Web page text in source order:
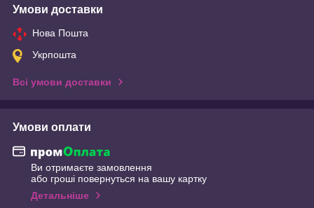
Умови доставки
Нова Пошта
Укрпошта
Всі умови доставки
Умови оплати
Ви отримаєте замовлення
або гроші повернуться на вашу картку
Детальніше